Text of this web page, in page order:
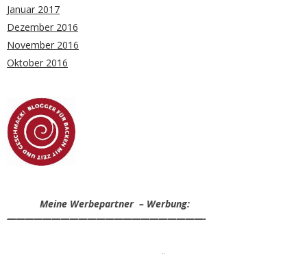
Januar 2017
Dezember 2016
November 2016
Oktober 2016
Meine Werbepartner – Werbung:
——————————————————————-